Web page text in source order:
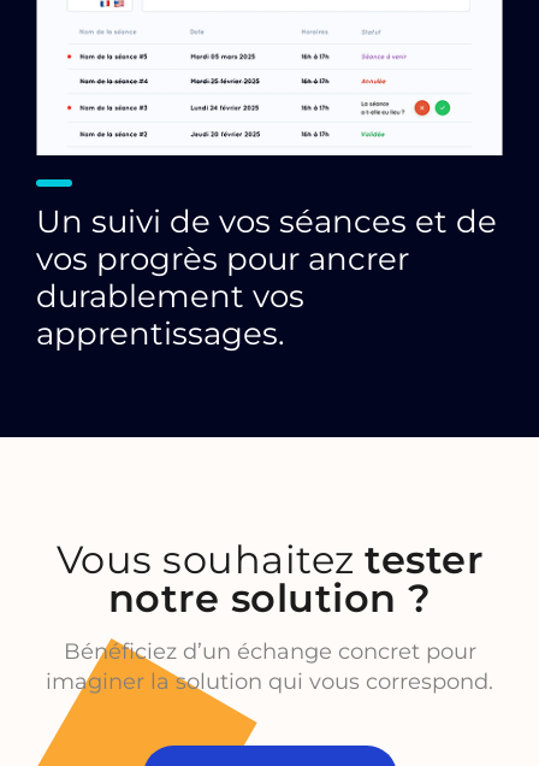
Un suivi de vos séances et de
vos progrès pour ancrer
durablement vos
apprentissages.
Vous souhaitez tester
notre solution ?
Bénéficiez d’un échange concret pour
imaginer la solution qui vous correspond.